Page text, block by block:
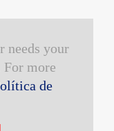
needs your
For more
de